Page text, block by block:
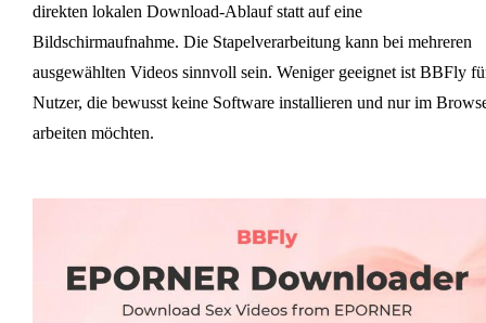
direkten lokalen Download-Ablauf statt auf eine
Bildschirmaufnahme. Die Stapelverarbeitung kann bei mehreren
ausgewählten Videos sinnvoll sein. Weniger geeignet ist BBFly
Nutzer, die bewusst keine Software installieren und nur im
arbeiten möchten.